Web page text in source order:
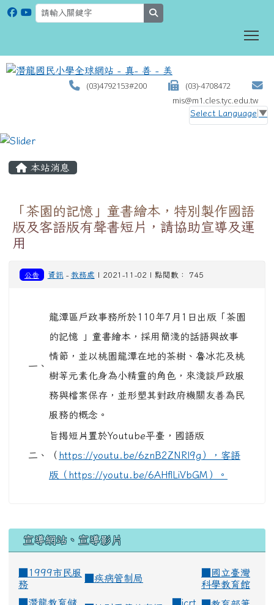
(03)4792153#200
(03)-4708472
mis@m1.cles.tyc.edu.tw
Select Language ▼
本站消息
「茶園的記憶」童書繪本，特別製作國語
版及客語版有聲書短片，請協助宣導及運
用
公告 資訊- 教務處 | 2021-11-02 | 點閱數： 745
一、
龍潭區戶政事務所於110年7月1日出版「茶園
的記憶 」童書繪本，採用簡淺的話語與故事
情節，並以桃園龍潭在地的茶樹、魯冰花及桃
樹等元素化身為小精靈的角色，來淺談戶政服
務與檔案保存，並形塑其對政府機關友善為民
服務的概念。
二、
旨揭短片置於Youtube平臺，國語版
（ https://youtu.be/6znB2ZNRl9g），客語
版（https://youtu.be/6AHflLiVbGM）。
宣導網站、宣導影片
■1999市民服
務
疾病管制局
國立臺灣
科學教育館
潛龍教育儲
icrt